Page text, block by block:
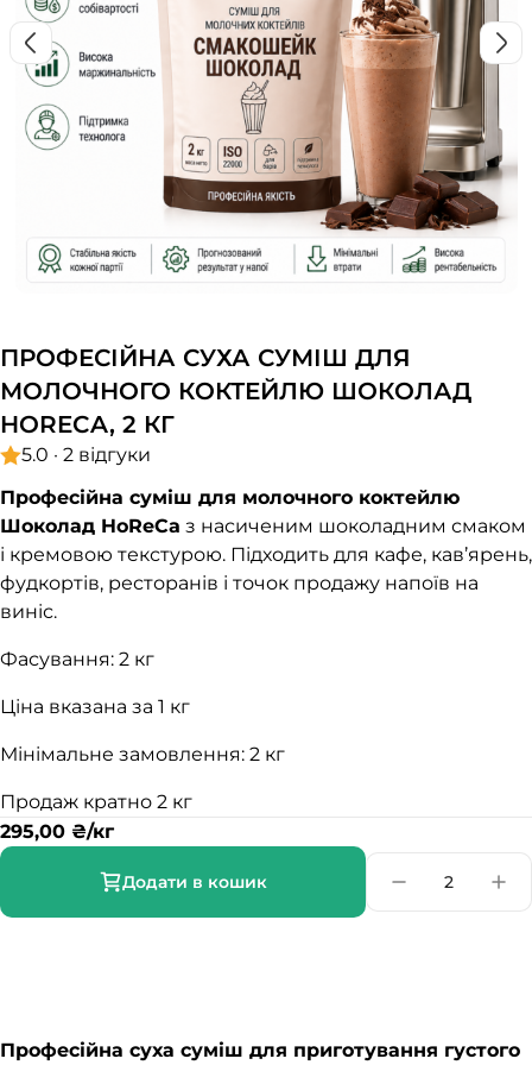
ПРОФЕСІЙНА СУХА СУМІШ ДЛЯ
МОЛОЧНОГО КОКТЕЙЛЮ ШОКОЛАД
HORECA, 2 КГ
5.0 · 2 відгуки
Професійна суміш для молочного коктейлю
Шоколад HoReCa з насиченим шоколадним смаком
і кремовою текстурою. Підходить для кафе, кав’ярень,
фудкортів, ресторанів і точок продажу напоїв на
виніс.
Фасування: 2 кг
Ціна вказана за 1 кг
Мінімальне замовлення: 2 кг
Продаж кратно 2 кг
295,00 ₴/кг
Додати в кошик
Професійна суха суміш для приготування густого